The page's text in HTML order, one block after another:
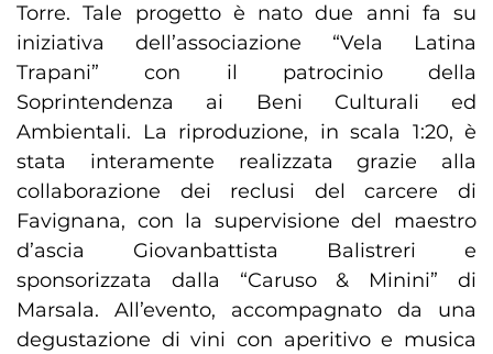
Torre. Tale progetto è nato due anni fa su
iniziativa dell’associazione “Vela Latina
Trapani” con il patrocinio della
Soprintendenza ai Beni Culturali ed
Ambientali. La riproduzione, in scala 1:20, è
stata interamente realizzata grazie alla
collaborazione dei reclusi del carcere di
Favignana, con la supervisione del maestro
d’ascia Giovanbattista Balistreri e
sponsorizzata dalla “Caruso & Minini” di
Marsala. All’evento, accompagnato da una
degustazione di vini con aperitivo e musica